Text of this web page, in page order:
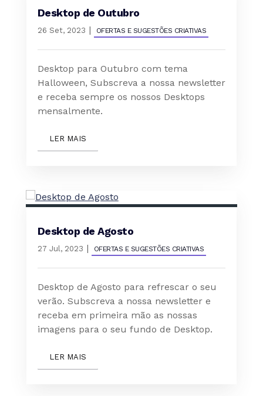
Desktop de Outubro
26 Set, 2023 | OFERTAS E SUGESTÕES CRIATIVAS
Desktop para Outubro com tema
Halloween, Subscreva a nossa newsletter
e receba sempre os nossos Desktops
mensalmente.
LER MAIS
Desktop de Agosto
27 Jul, 2023 | OFERTAS E SUGESTÕES CRIATIVAS
Desktop de Agosto para refrescar o seu
verão. Subscreva a nossa newsletter e
receba em primeira mão as nossas
imagens para o seu fundo de Desktop.
LER MAIS